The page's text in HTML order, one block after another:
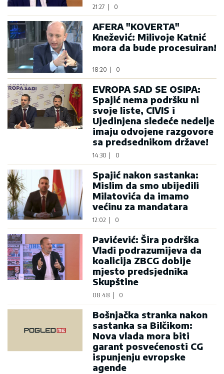
21:27 0
AFERA "KOVERTA"
Knežević: Milivoje Katnić
mora da bude procesuiran!
18:20 0
EVROPA SAD SE OSIPA:
Spajić nema podršku ni
svoje liste, CIVIS i
Ujedinjena sledeće nedelje
imaju odvojene razgovore
sa predsednikom države!
14:30 0
Spajić nakon sastanka:
Mislim da smo ubijedili
Milatovića da imamo
većinu za mandatara
12:02 0
Pavićević: Šira podrška
Vladi podrazumijeva da
koalicija ZBCG dobije
mjesto predsjednika
Skupštine
08:48 0
Bošnjačka stranka nakon
sastanka sa Bilčikom:
Nova vlada mora biti
garant posvećenosti CG
ispunjenju evropske
agende